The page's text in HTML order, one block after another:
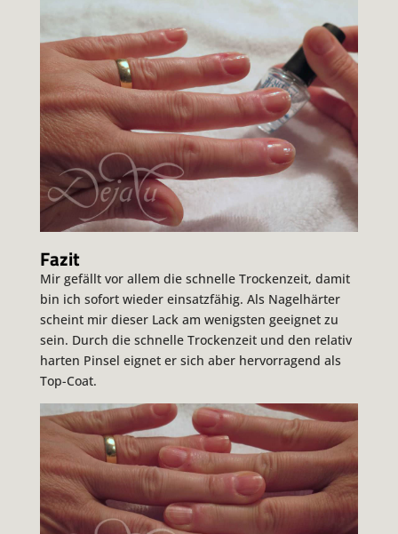
Fazit
Mir gefällt vor allem die schnelle Trockenzeit, damit
bin ich sofort wieder einsatzfähig. Als Nagelhärter
scheint mir dieser Lack am wenigsten geeignet zu
sein. Durch die schnelle Trockenzeit und den relativ
harten Pinsel eignet er sich aber hervorragend als
Top-Coat.